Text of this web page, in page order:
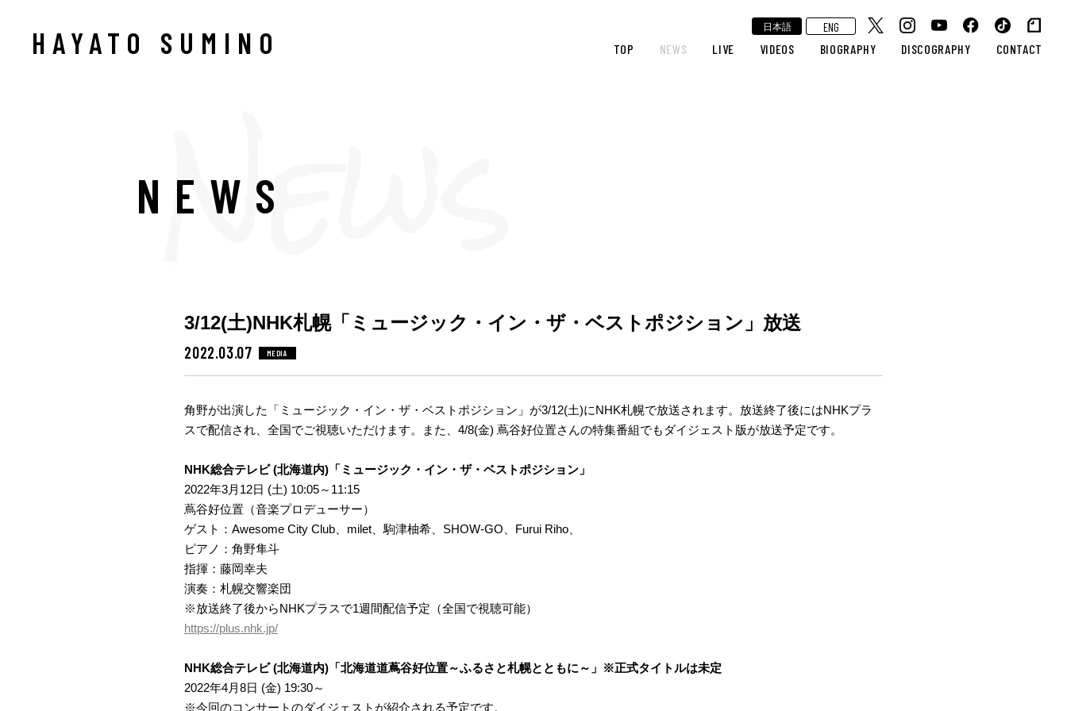
HAYATO SUMINO TOP NEWS LIVE VIDEOS BIOGRAPHY DISCOGRAPHY CONTACT
日本語 ENG
NEWS
3/12(土)NHK札幌「ミュージック・イン・ザ・ベストポジション」放送
2022.03.07 MEDIA
角野が出演した「ミュージック・イン・ザ・ベストポジション」が3/12(土)にNHK札幌で放送されます。放送終了後にはNHKプラ
スで配信され、全国でご視聴いただけます。また、4/8(金) 蔦谷好位置さんの特集番組でもダイジェスト版が放送予定です。
NHK総合テレビ (北海道内)「ミュージック・イン・ザ・ベストポジション」
2022年3月12日 (土) 10:05～11:15
蔦谷好位置（音楽プロデューサー）
ゲスト：Awesome City Club、milet、駒津柚希、SHOW-GO、Furui Riho、
ピアノ：角野隼斗
指揮：藤岡幸夫
演奏：札幌交響楽団
※放送終了後からNHKプラスで1週間配信予定（全国で視聴可能）
https://plus.nhk.jp/
NHK総合テレビ (北海道内)「北海道道蔦谷好位置～ふるさと札幌とともに～」※正式タイトルは未定
2022年4月8日 (金) 19:30～
※今回のコンサートのダイジェストが紹介される予定です。